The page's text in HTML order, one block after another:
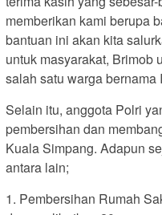
memberikan kami berupa
bantuan ini akan kita
untuk masyarakat, Brimob
salah satu warga
Selain itu, anggota Polri
pembersihan dan
Kuala Simpang. Adapun
antara lain;
1.⁠ ⁠Pembersihan Rumah